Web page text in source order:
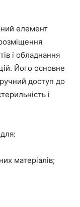
елемент
і обладнання
Його основне
доступ до
і
матеріалів;